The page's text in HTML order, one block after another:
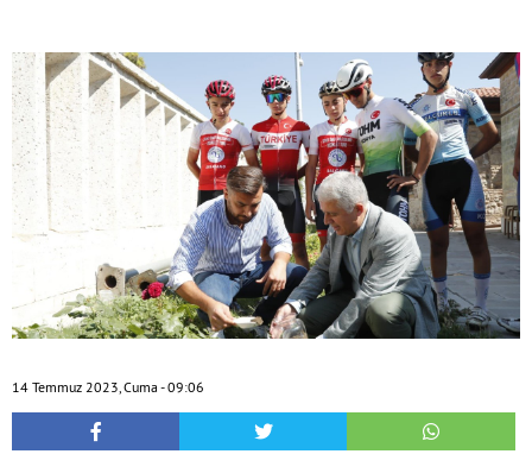
14 Temmuz 2023, Cuma - 09:06